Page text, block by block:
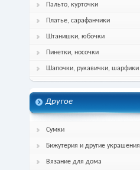
Пальто, курточки
Платье, сарафанчики
Штанишки, юбочки
Пинетки, носочки
Шапочки, рукавички, шарфики
Другое
Сумки
Бижутерия и другие украшения
Вязание для дома